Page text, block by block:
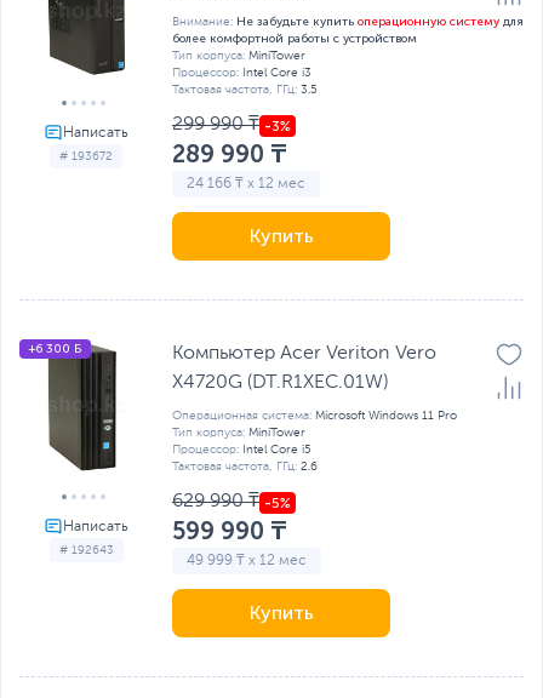
# 193672
Внимание: Не забудьте купить операционную систему для
более комфортной работы с устройством
Тип корпуса: MiniTower
Процессор: Intel Core i3
Тактовая частота, ГГц: 3.5
299 990 ₸
289 990 ₸
24 166 ₸ x 12 мес
Купить
# 192643
+6 300 Б
Компьютер Acer Veriton Vero
X4720G (DT.R1XEC.01W)
Операционная система: Microsoft Windows 11 Pro
Тип корпуса: MiniTower
Процессор: Intel Core i5
Тактовая частота, ГГц: 2.6
629 990 ₸
599 990 ₸
49 999 ₸ x 12 мес
Купить